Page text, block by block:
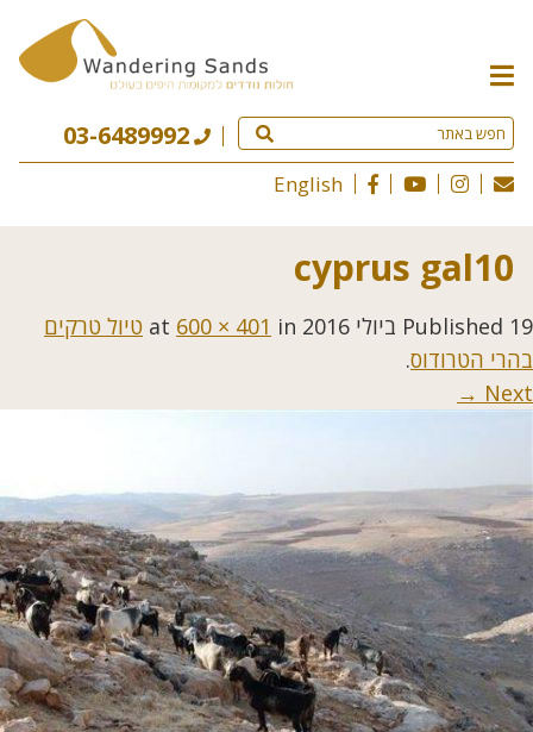
תפריט
האתר
03-6489992
English
cyprus gal10
Published 19 ביולי 2016 600 × 401 in
טיול טרקים
בהרי הטרודוס.
Next →